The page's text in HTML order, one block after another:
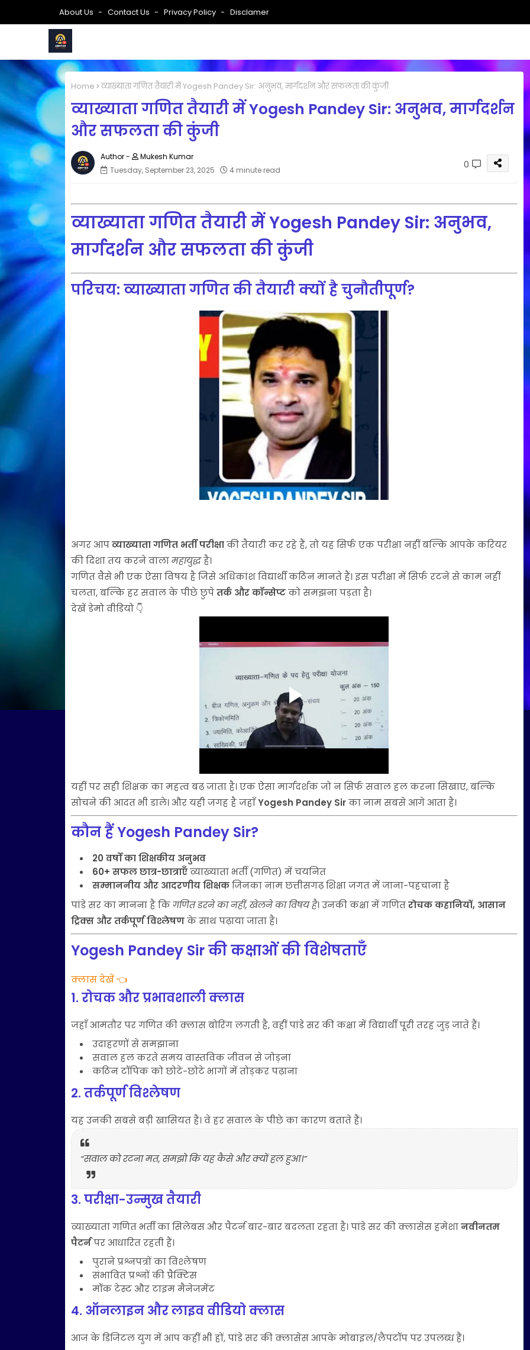
About Us Contact Us Privacy Policy Disclamer
Home व्याख्याता गणित तैयारी में Yogesh Pandey Sir: अनुभव, मार्गदर्शन और सफलता की कुंजी
व्याख्याता गणित तैयारी में Yogesh Pandey Sir: अनुभव, मार्गदर्शन
और सफलता की कुंजी
Mukesh Kumar
Tuesday, September 23, 2025
4 minute read 0
व्याख्याता गणित तैयारी में Yogesh Pandey Sir: अनुभव,
मार्गदर्शन और सफलता की कुंजी
परिचय: व्याख्याता गणित की तैयारी क्यों है चुनौतीपूर्ण?
अगर आपव्याख्याता गणित भर्ती परीक्षाकी तैयारी कर रहे हैं, तो यह सिर्फ एक परीक्षा नहीं बल्कि आपके करियर
की दिशा तय करने वालामहायुद्धहै।
गणित वैसे भी एक ऐसा विषय है जिसे अधिकांश विद्यार्थी कठिन मानते हैं। इस परीक्षा में सिर्फ रटने से काम नहीं
चलता, बल्कि हर सवाल के पीछे छुपेतर्क और कॉन्सेप्टको समझना पड़ता है।
देखें डेमो वीडियो 👇
यहीं पर सही शिक्षक का महत्व बढ़ जाता है। एक ऐसा मार्गदर्शक जो न सिर्फ सवाल हल करना सिखाए, बल्कि
सोचने की आदत भी डाले। और यही जगह है जहाँYogesh Pandey Sirका नाम सबसे आगे आता है।
कौन हैं Yogesh Pandey Sir?
20 वर्षों का शिक्षकीय अनुभव
60+ सफल छात्र-छात्राएँव्याख्याता भर्ती (गणित) में चयनित
सम्माननीय और आदरणीय शिक्षकजिनका नाम छत्तीसगढ़ शिक्षा जगत में जाना-पहचाना है
पांडे सर का मानना है किगणित डरने का नहीं, खेलने का विषय है। उनकी कक्षा में गणितरोचक कहानियों, आसान
ट्रिक्स और तर्कपूर्ण विश्लेषणके साथ पढ़ाया जाता है।
Yogesh Pandey Sir की कक्षाओं की विशेषताएँ
क्लास देखें 👈
1. रोचक और प्रभावशाली क्लास
जहाँ आमतौर पर गणित की क्लास बोरिंग लगती है, वहीं पांडे सर की कक्षा में विद्यार्थी पूरी तरह जुड़ जाते हैं।
उदाहरणों से समझाना
सवाल हल करते समय वास्तविक जीवन से जोड़ना
कठिन टॉपिक को छोटे-छोटे भागों में तोड़कर पढ़ाना
2. तर्कपूर्ण विश्लेषण
यह उनकी सबसे बड़ी खासियत है। वे हर सवाल के पीछे का कारण बताते हैं।
“सवाल को रटना मत, समझो कि यह कैसे और क्यों हल हुआ।”
3. परीक्षा-उन्मुख तैयारी
व्याख्याता गणित भर्ती का सिलेबस और पैटर्न बार-बार बदलता रहता है। पांडे सर की क्लासेस हमेशानवीनतम
पैटर्नपर आधारित रहती हैं।
पुराने प्रश्नपत्रों का विश्लेषण
संभावित प्रश्नों की प्रैक्टिस
मॉक टेस्ट और टाइम मैनेजमेंट
4. ऑनलाइन और लाइव वीडियो क्लास
आज के डिजिटल युग में आप कहीं भी हों, पांडे सर की क्लासेस आपके मोबाइल/लैपटॉप पर उपलब्ध हैं।